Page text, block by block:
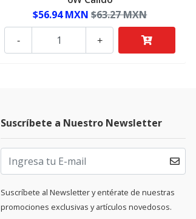
$56.94 MXN $63.27 MXN
+
-
Suscríbete a Nuestro Newsletter
Suscríbete al Newsletter y entérate de nuestras
promociones exclusivas y artículos novedosos.